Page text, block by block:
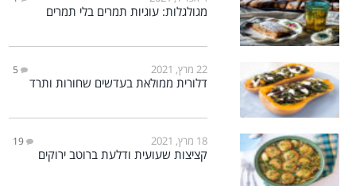
מגולגלות: עוגיות תמרים בלי תמרים
22 מרץ, 2021 5
דלורית ממולאת בעדשים שחורות ותרד
18 מרץ, 2021 19
קציצות שעועית ודלעת ברוטב ירוקים